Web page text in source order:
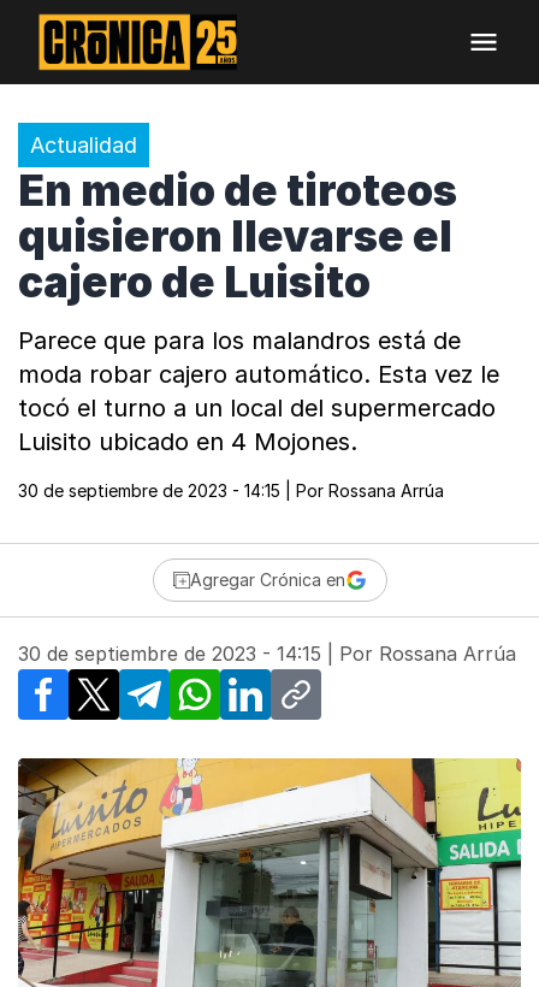
Actualidad
En medio de tiroteos
quisieron llevarse el
cajero de Luisito
Parece que para los malandros está de
moda robar cajero automático. Esta vez le
tocó el turno a un local del supermercado
Luisito ubicado en 4 Mojones.
30 de septiembre de 2023 - 14:15 | Por Rossana Arrúa
Agregar Crónica en
30 de septiembre de 2023 - 14:15 | Por Rossana Arrúa
Facebook
X TelegramWhatsApp
LinkedInCopy link